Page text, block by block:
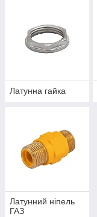
Латунна гайка
Латунний ніпель
ГАЗ